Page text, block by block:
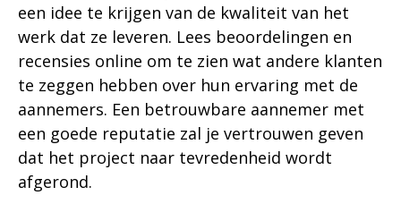
een idee te krijgen van de kwaliteit van het
werk dat ze leveren. Lees beoordelingen en
recensies online om te zien wat andere klanten
te zeggen hebben over hun ervaring met de
aannemers. Een betrouwbare aannemer met
een goede reputatie zal je vertrouwen geven
dat het project naar tevredenheid wordt
afgerond.